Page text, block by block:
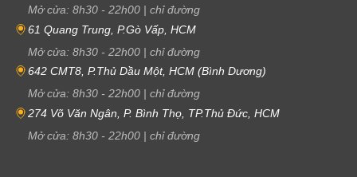
Mở cửa: 8h30 - 22h00 | chỉ đường
61 Quang Trung, P.Gò Vấp, HCM
Mở cửa: 8h30 - 22h00 | chỉ đường
642 CMT8, P.Thủ Dầu Một, HCM (Bình Dương)
Mở cửa: 8h30 - 22h00 | chỉ đường
274 Võ Văn Ngân, P. Bình Thọ, TP.Thủ Đức, HCM
Mở cửa: 8h30 - 22h00 | chỉ đường